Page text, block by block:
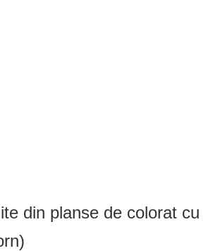
din planse de colorat cu